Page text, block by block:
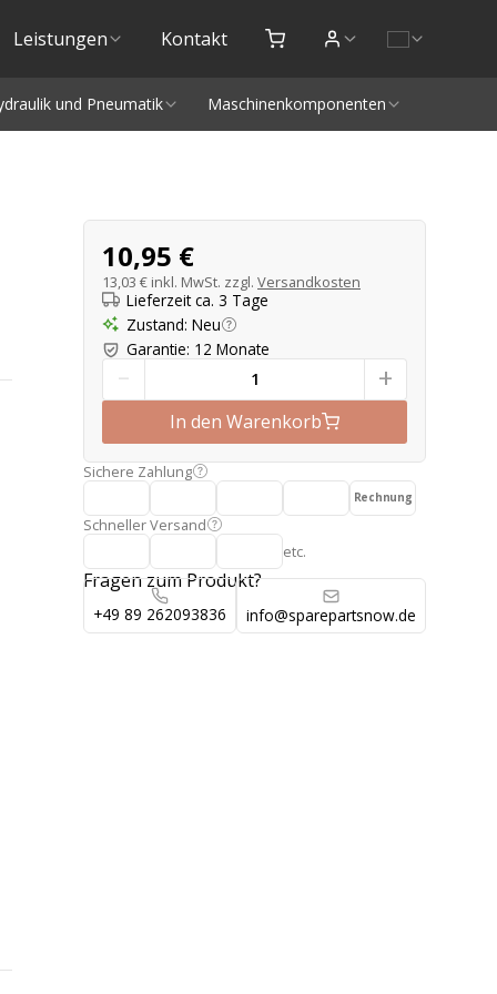
Leistungen Kontakt
und Pneumatik Maschinenkomponenten
Produktangebot
10,95 €
13,03 € inkl. MwSt. zzgl. Versandkosten
Lieferzeit ca. 3 Tage
Zustand:Neu
Garantie: 12 Monate
- +
In den Warenkorb
Sichere Zahlung
Rechnung
Schneller Versand
etc.
Fragen zum Produkt?
+49 89 262093836 info@sparepartsnow.de